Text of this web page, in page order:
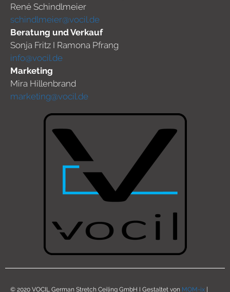
René Schindlmeier
schindlmeier@vocil.de
Beratung und Verkauf
Sonja Fritz I Ramona Pfrang
info@vocil.de
Marketing
Mira Hillenbrand
marketing@vocil.de
© 2020 VOCIL German Stretch Ceiling GmbH I Gestaltet von MOM-ix